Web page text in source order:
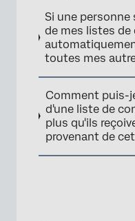
Si une
de mes listes
toutes mes
Comment puis-
d'une liste de
plus qu'ils
provenant de